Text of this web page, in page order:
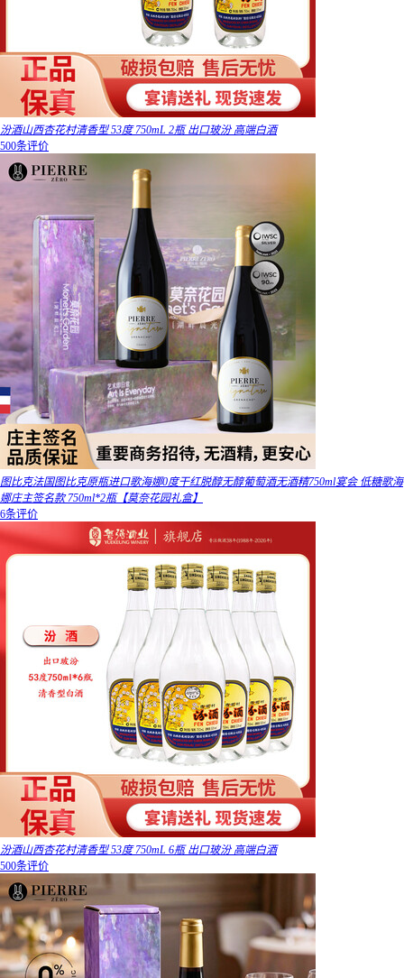
汾酒山西杏花村清香型 53度 750mL 2瓶 出口玻汾 高端白酒
500条评价
图比克法国图比克原瓶进口歌海娜0度干红脱醇无醇葡萄酒无酒精750ml宴会 低糖歌海
娜庄主签名款 750ml*2瓶【莫奈花园礼盒】
6条评价
汾酒山西杏花村清香型 53度 750mL 6瓶 出口玻汾 高端白酒
500条评价